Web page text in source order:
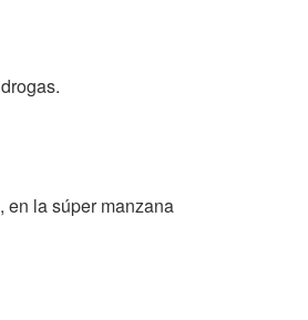
en la súper manzana